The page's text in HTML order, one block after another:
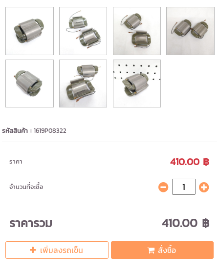
รหัสสินค้า :1619P08322
ราคา 410.00 ฿
จำนวนที่จะซื้อ
ราคารวม 410.00 ฿
เพิ่มลงรถเข็น สั่งซื้อ